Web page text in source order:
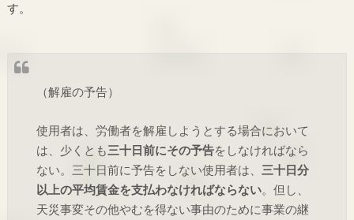
す。
（解雇の予告）
使用者は、労働者を解雇しようとする場合において
は、少くとも三十日前にその予告をしなければなら
ない。三十日前に予告をしない使用者は、 三十日分
以上の平均賃金を支払わなければならない。但し、
天災事変その他やむを得ない事由のために事業の継